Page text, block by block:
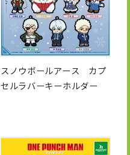
スノウボールアース カプ
セルラバーキーホルダー